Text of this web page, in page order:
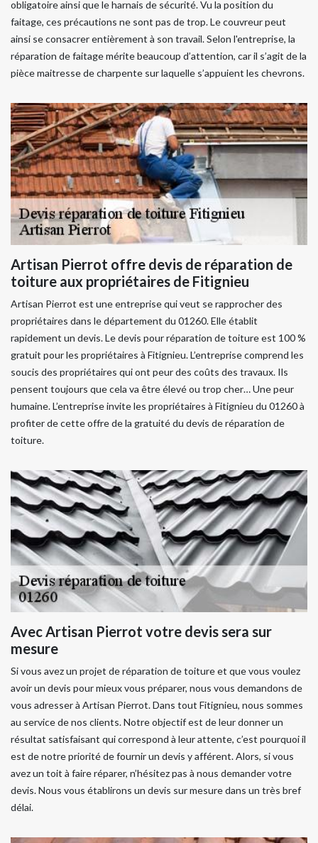
obligatoire ainsi que le harnais de sécurité. Vu la position du
faitage, ces précautions ne sont pas de trop. Le couvreur peut
ainsi se consacrer entièrement à son travail. Selon l'entreprise, la
réparation de faitage mérite beaucoup d’attention, car il s’agit de la
pièce maitresse de charpente sur laquelle s’appuient les chevrons.
Artisan Pierrot offre devis de réparation de
toiture aux propriétaires de Fitignieu
Artisan Pierrot est une entreprise qui veut se rapprocher des
propriétaires dans le département du 01260. Elle établit
rapidement un devis. Le devis pour réparation de toiture est 100 %
gratuit pour les propriétaires à Fitignieu. L’entreprise comprend les
soucis des propriétaires qui ont peur des coûts des travaux. Ils
pensent toujours que cela va être élevé ou trop cher… Une peur
humaine. L’entreprise invite les propriétaires à Fitignieu du 01260 à
profiter de cette offre de la gratuité du devis de réparation de
toiture.
Avec Artisan Pierrot votre devis sera sur
mesure
Si vous avez un projet de réparation de toiture et que vous voulez
avoir un devis pour mieux vous préparer, nous vous demandons de
vous adresser à Artisan Pierrot. Dans tout Fitignieu, nous sommes
au service de nos clients. Notre objectif est de leur donner un
résultat satisfaisant qui correspond à leur attente, c’est pourquoi il
est de notre priorité de fournir un devis y afférent. Alors, si vous
avez un toit à faire réparer, n’hésitez pas à nous demander votre
devis. Nous vous établirons un devis sur mesure dans un très bref
délai.